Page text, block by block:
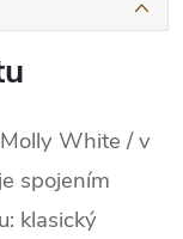
White / v
spojením
klasický